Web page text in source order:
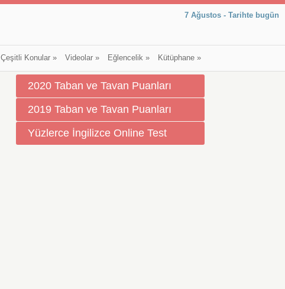
7 Ağustos - Tarihte bugün
Çeşitli Konular» Videolar» Eğlencelik» Kütüphane»
2020 Taban ve Tavan Puanları
2019 Taban ve Tavan Puanları
Yüzlerce İngilizce Online Test